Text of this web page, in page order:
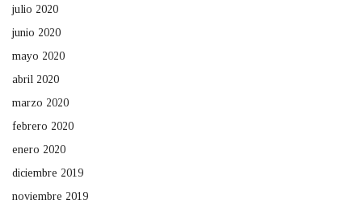
julio 2020
junio 2020
mayo 2020
abril 2020
marzo 2020
febrero 2020
enero 2020
diciembre 2019
noviembre 2019